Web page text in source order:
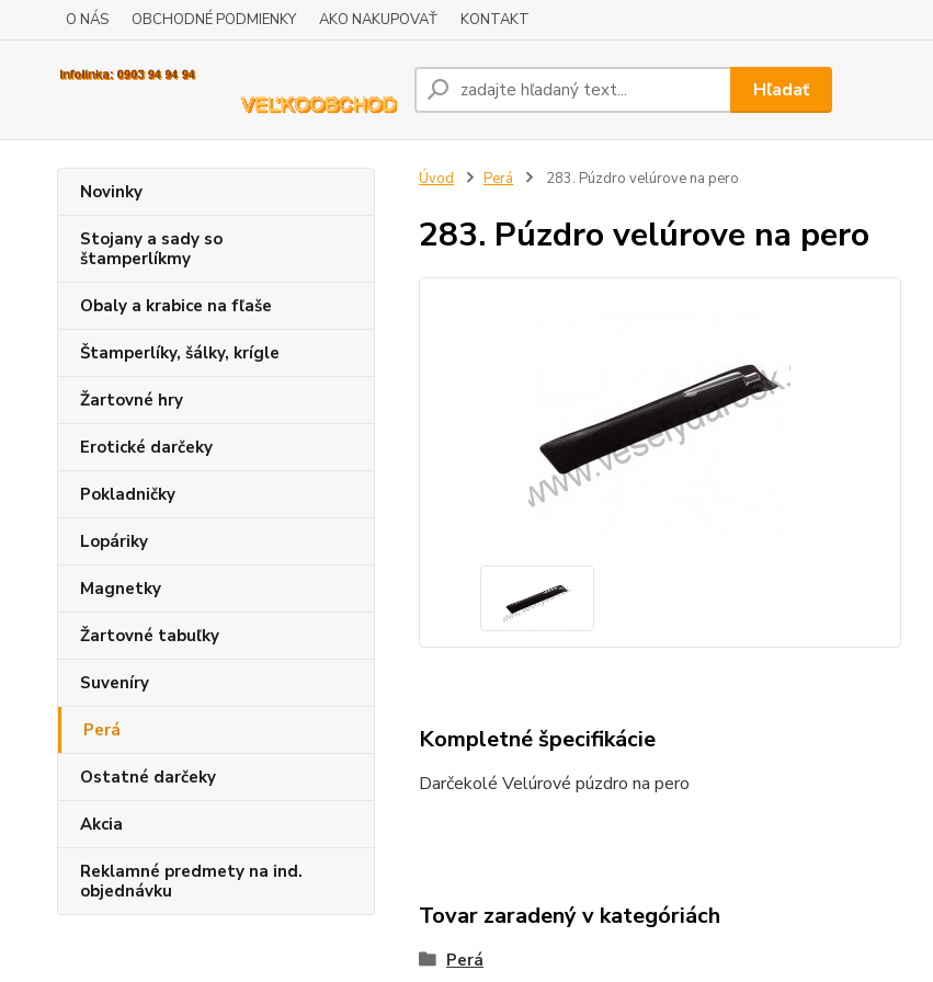
O NÁS OBCHODNÉ PODMIENKY AKO NAKUPOVAŤ KONTAKT
Hľadať
Novinky
Stojany a sady so
štamperlíkmy
Obaly a krabice na fľaše
Štamperlíky, šálky, krígle
Žartovné hry
Erotické darčeky
Pokladničky
Lopáriky
Magnetky
Žartovné tabuľky
Suveníry
Perá
Ostatné darčeky
Akcia
Reklamné predmety na ind.
objednávku
Úvod Perá 283. Púzdro velúrove na pero
283. Púzdro velúrove na pero
Kompletné špecifikácie
Darčekolé Velúrové púzdro na pero
Tovar zaradený v kategóriách
Perá